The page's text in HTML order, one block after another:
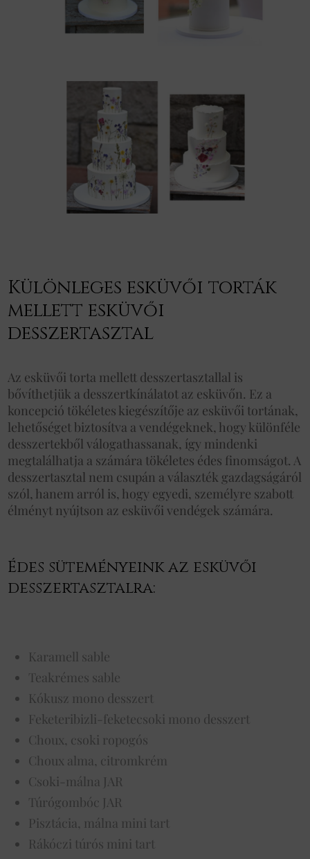
Különleges esküvői torták
mellett esküvői
desszertasztal
Az esküvői torta mellett desszertasztallal is
bővíthetjük a desszertkínálatot az esküvőn. Ez a
koncepció tökéletes kiegészítője az esküvői tortának,
lehetőséget biztosítva a vendégeknek, hogy különféle
desszertekből válogathassanak, így mindenki
megtalálhatja a számára tökéletes édes finomságot. A
desszertasztal nem csupán a választék gazdagságáról
szól, hanem arról is, hogy egyedi, személyre szabott
élményt nyújtson az esküvői vendégek számára.
Édes süteményeink az esküvői
desszertasztalra:
Karamell sable
Teakrémes sable
Kókusz mono desszert
Feketeribizli-feketecsoki mono desszert
Choux, csoki ropogós
Choux alma, citromkrém
Csoki-málna JAR
Túrógombóc JAR
Pisztácia, málna mini tart
Rákóczi túrós mini tart